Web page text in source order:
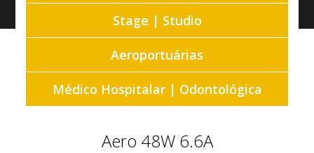
Stage | Studio
Aeroportuárias
Médico Hospitalar | Odontológica
Aero 48W 6.6A